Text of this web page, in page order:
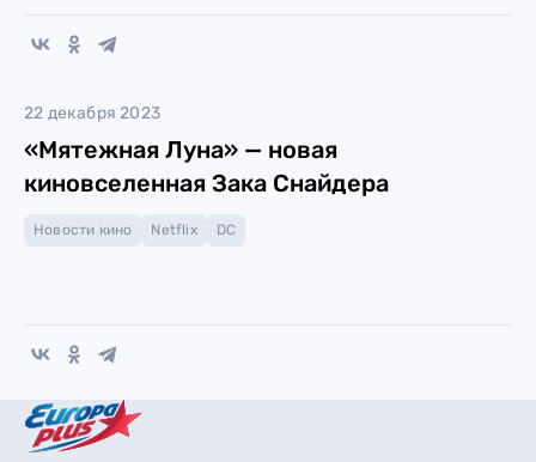
22 декабря 2023
«Мятежная Луна» — новая
киновселенная Зака Снайдера
Новости кино Netflix DC